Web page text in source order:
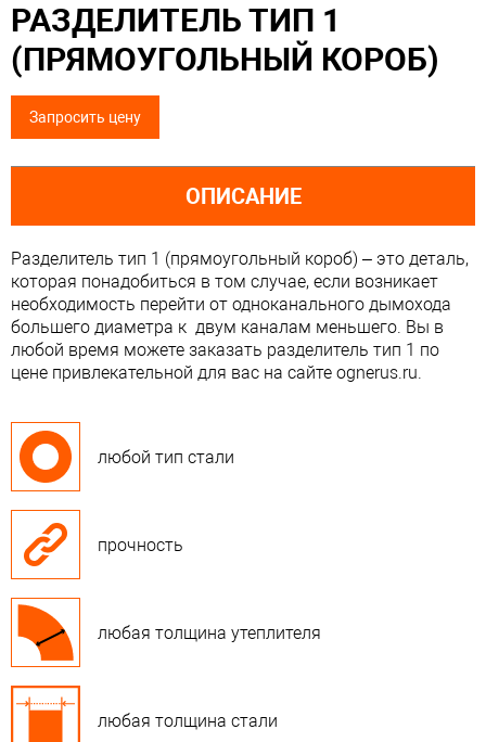
РАЗДЕЛИТЕЛЬ ТИП 1
(ПРЯМОУГОЛЬНЫЙ КОРОБ)
Запросить цену
ОПИСАНИЕ
Разделитель тип 1 (прямоугольный короб) – это деталь,
которая понадобиться в том случае, если возникает
необходимость перейти от одноканального дымохода
большего диаметра к двум каналам меньшего. Вы в
любой время можете заказать разделитель тип 1 по
цене привлекательной для вас на сайте ognerus.ru.
любой тип стали
прочность
любая толщина утеплителя
любая толщина стали